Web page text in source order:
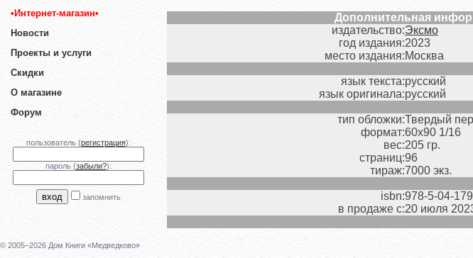
•Интернет-магазин•
Новости
Проекты и услуги
Скидки
О магазине
Форум
пользователь (регистрация):
пароль (забыли?):
запомнить
© 2005–2026 Дом Книги «Медведково»
Дополнительная
издательство:Эксмо
год издания:2023
место издания:Москва
язык текста:русский
язык оригинала:русский
тип обложки:Твердый
формат:60х90 1/16
вес:205 гр.
страниц:96
тираж:7000 экз.
isbn:978-5-04-
в продаже с:20 июля